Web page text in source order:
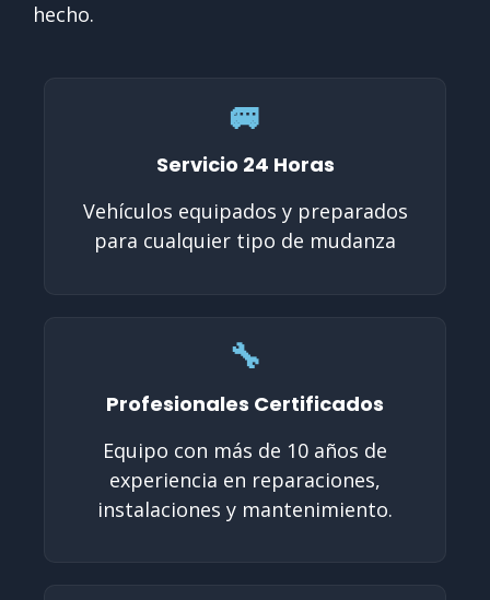
hecho.
🚐
Servicio 24 Horas
Vehículos equipados y preparados
para cualquier tipo de mudanza
🔧
Profesionales Certificados
Equipo con más de 10 años de
experiencia en reparaciones,
instalaciones y mantenimiento.